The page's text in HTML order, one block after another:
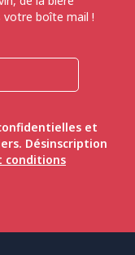
votre boîte mail !
et
Désinscription
conditions